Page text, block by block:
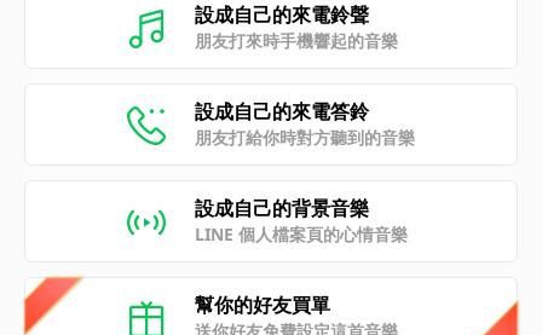
設成自己的來電鈴聲
朋友打來時手機響起的音樂
設成自己的來電答鈴
朋友打給你時對方聽到的音樂
設成自己的背景音樂
LINE 個人檔案頁的心情音樂
幫你的好友買單